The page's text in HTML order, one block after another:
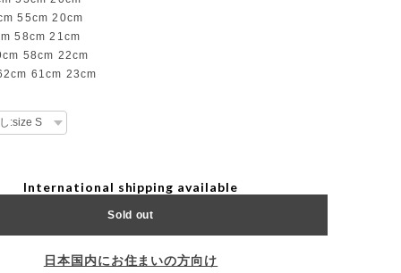
55cm 20cm
58cm 21cm
58cm 22cm
61cm 23cm
International shipping available
Sold out
日本国内にお住まいの方向け